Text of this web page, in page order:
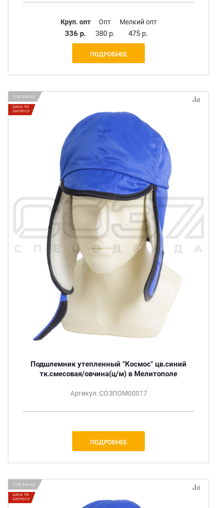
Круп. опт
336 р.
Опт
380 р.
Мелкий опт
475 р.
ПОДРОБНЕЕ
ПОД ЗАКАЗ
ЦЕНА ПО
ЗАПРОСУ
Подшлемник утепленный "Космос" цв.синий
тк.смесовая/овчина(ц/м) в Мелитополе
Артикул: СОЗПОМ00017
ПОДРОБНЕЕ
ПОД ЗАКАЗ
ЦЕНА ПО
ЗАПРОСУ